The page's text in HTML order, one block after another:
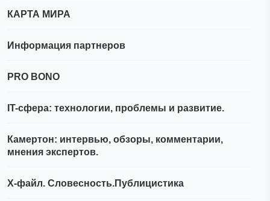
КАРТА МИРА
Информация партнеров
PRO BONO
IT-сфера: технологии, проблемы и развитие.
Камертон: интервью, обзоры, комментарии,
мнения экспертов.
Х-файл. Словесность.Публицистика